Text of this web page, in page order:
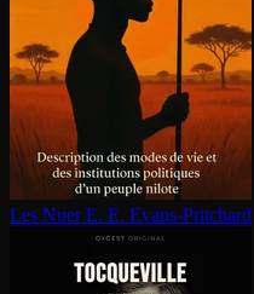
Les Nuer E. E. Evans-Pritchard